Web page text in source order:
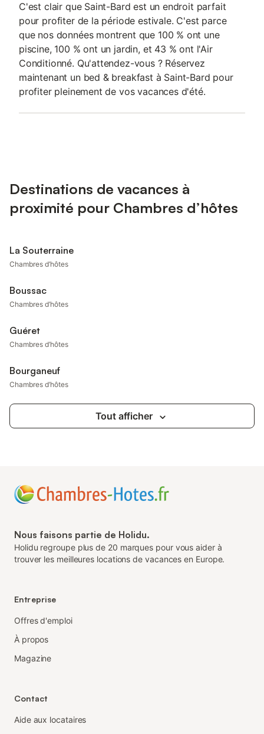
C'est clair que Saint-Bard est un endroit parfait
pour profiter de la période estivale. C'est parce
que nos données montrent que 100 % ont une
piscine, 100 % ont un jardin, et 43 % ont l'Air
Conditionné. Qu'attendez-vous ? Réservez
maintenant un bed & breakfast à Saint-Bard pour
profiter pleinement de vos vacances d'été.
Destinations de vacances à
proximité pour Chambres d’hôtes
La Souterraine
Chambres d’hôtes
Boussac
Chambres d’hôtes
Guéret
Chambres d’hôtes
Bourganeuf
Chambres d’hôtes
Tout afficher
Nous faisons partie de Holidu.
Holidu regroupe plus de 20 marques pour vous aider à
trouver les meilleures locations de vacances en Europe.
Entreprise
Offres d'emploi
À propos
Magazine
Contact
Aide aux locataires